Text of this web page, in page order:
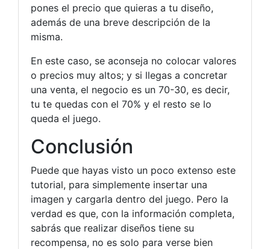
pones el precio que quieras a tu diseño,
además de una breve descripción de la
misma.
En este caso, se aconseja no colocar valores
o precios muy altos; y si llegas a concretar
una venta, el negocio es un 70-30, es decir,
tu te quedas con el 70% y el resto se lo
queda el juego.
Conclusión
Puede que hayas visto un poco extenso este
tutorial, para simplemente insertar una
imagen y cargarla dentro del juego. Pero la
verdad es que, con la información completa,
sabrás que realizar diseños tiene su
recompensa, no es solo para verse bien